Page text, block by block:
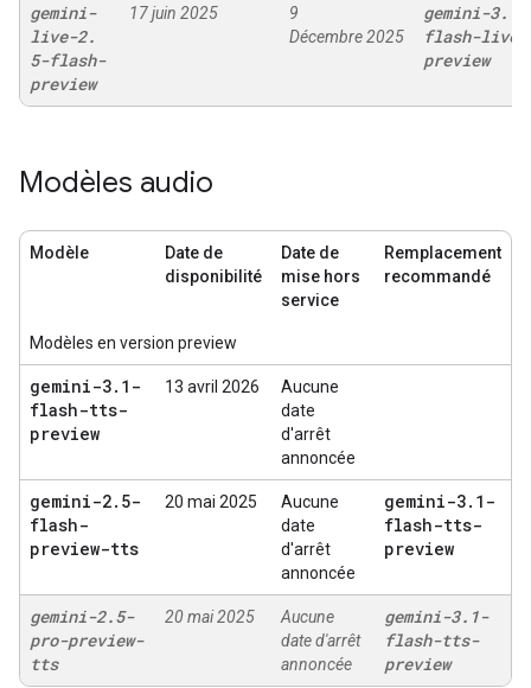
gemini-
live-2.
5-flash-
preview
17 juin 2025
9
Décembre 2025
gemini-3.
flash-live-
preview
Modèles audio
Modèle
Date de
disponibilité
Date de
mise hors
service
Remplacement
recommandé
Modèles en version preview
gemini-3. 1-
flash-tts-
preview
13 avril 2026
Aucune
date
d'arrêt
annoncée
gemini-2. 5-
flash-
preview-tts
20 mai 2025
Aucune
date
d'arrêt
annoncée
gemini-3. 1-
flash-tts-
preview
gemini-2.5-
pro-preview-
tts
20 mai 2025
Aucune
date d'arrêt
annoncée
gemini-3. 1-
flash-tts-
preview